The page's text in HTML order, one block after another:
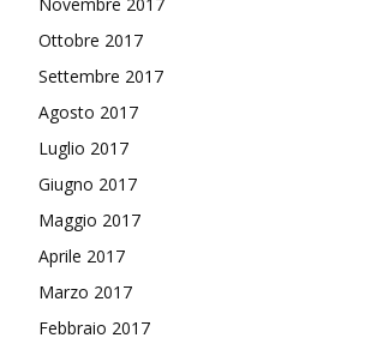
Novembre 2017
Ottobre 2017
Settembre 2017
Agosto 2017
Luglio 2017
Giugno 2017
Maggio 2017
Aprile 2017
Marzo 2017
Febbraio 2017